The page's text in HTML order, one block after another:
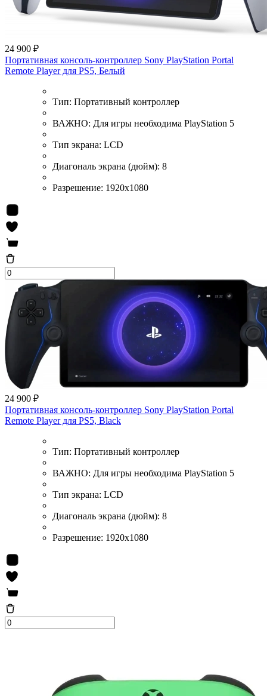
24 900 ₽
Портативная консоль-контроллер Sony PlayStation Portal
Remote Player для PS5, Белый
Тип: Портативный контроллер
ВАЖНО: Для игры необходима PlayStation 5
Тип экрана: LCD
Диагональ экрана (дюйм): 8
Разрешение: 1920x1080
24 900 ₽
Портативная консоль-контроллер Sony PlayStation Portal
Remote Player для PS5, Black
Тип: Портативный контроллер
ВАЖНО: Для игры необходима PlayStation 5
Тип экрана: LCD
Диагональ экрана (дюйм): 8
Разрешение: 1920x1080